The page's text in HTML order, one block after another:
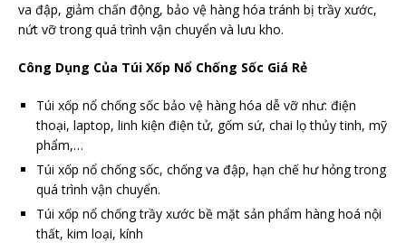
va đập, giảm chấn động, bảo vệ hàng hóa tránh bị trầy xước,
nứt vỡ trong quá trình vận chuyển và lưu kho.
Công Dụng Của Túi Xốp Nổ Chống Sốc Giá Rẻ
Túi xốp nổ chống sốc bảo vệ hàng hóa dễ vỡ như: điện
thoại, laptop, linh kiện điện tử, gốm sứ, chai lọ thủy tinh, mỹ
phẩm,…
Túi xốp nổ chống sốc, chống va đập, hạn chế hư hỏng trong
quá trình vận chuyển.
Túi xốp nổ chống trầy xước bề mặt sản phẩm hàng hoá nội
thất, kim loại, kính